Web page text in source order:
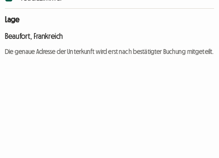
Lage
Beaufort, Frankreich
Die genaue Adresse der Unterkunft wird erst nach bestätigter Buchung mitgeteilt.